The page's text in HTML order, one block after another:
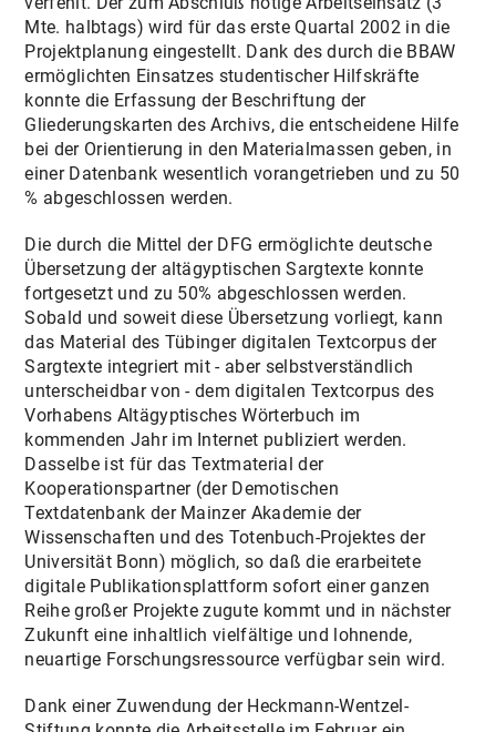
Mte. halbtags) wird für das erste Quartal 2002 in die
Projektplanung eingestellt. Dank des durch die BBAW
ermöglichten Einsatzes studentischer Hilfskräfte
konnte die Erfassung der Beschriftung der
Gliederungskarten des Archivs, die entscheidene Hilfe
bei der Orientierung in den Materialmassen geben, in
einer Datenbank wesentlich vorangetrieben und zu 50
% abgeschlossen werden.
Die durch die Mittel der DFG ermöglichte deutsche
Übersetzung der altägyptischen Sargtexte konnte
fortgesetzt und zu 50% abgeschlossen werden.
Sobald und soweit diese Übersetzung vorliegt, kann
das Material des Tübinger digitalen Textcorpus der
Sargtexte integriert mit - aber selbstverständlich
unterscheidbar von - dem digitalen Textcorpus des
Vorhabens Altägyptisches Wörterbuch im
kommenden Jahr im Internet publiziert werden.
Dasselbe ist für das Textmaterial der
Kooperationspartner (der Demotischen
Textdatenbank der Mainzer Akademie der
Wissenschaften und des Totenbuch-Projektes der
Universität Bonn) möglich, so daß die erarbeitete
digitale Publikationsplattform sofort einer ganzen
Reihe großer Projekte zugute kommt und in nächster
Zukunft eine inhaltlich vielfältige und lohnende,
neuartige Forschungsressource verfügbar sein wird.
Dank einer Zuwendung der Heckmann-Wentzel-